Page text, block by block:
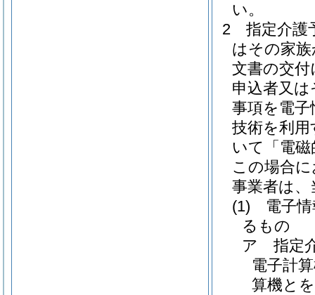
い。
2
指定介護
はその家
文書の交
申込者又
事項を電
技術を利
いて「電
この場合
事業者は
(1)
電子
るもの
ア
指定
電子計
算機と